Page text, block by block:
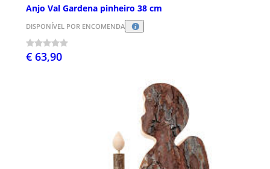
Anjo Val Gardena pinheiro 38 cm
DISPONÍVEL POR ENCOMENDA
€ 63,90